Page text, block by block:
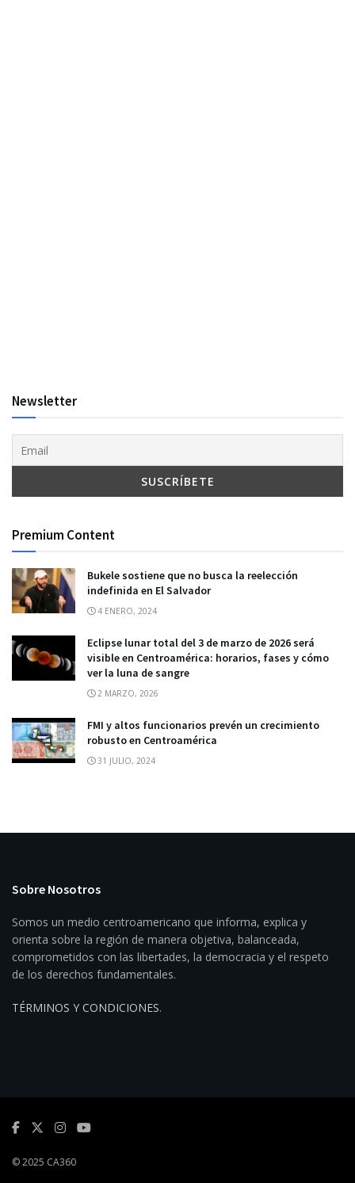
Newsletter
Premium Content
Bukele sostiene que no busca la reelección
indefinida en El Salvador
4 ENERO, 2024
Eclipse lunar total del 3 de marzo de 2026 será
visible en Centroamérica: horarios, fases y cómo
ver la luna de sangre
2 MARZO, 2026
FMI y altos funcionarios prevén un crecimiento
robusto en Centroamérica
31 JULIO, 2024
Sobre Nosotros
Somos un medio centroamericano que informa, explica y
orienta sobre la región de manera objetiva, balanceada,
comprometidos con las libertades, la democracia y el respeto
de los derechos fundamentales.
TÉRMINOS Y CONDICIONES.
© 2025 CA360